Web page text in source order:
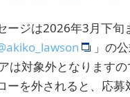
ジは2026年3月下旬
」の
は対象外となります
ーを外されると、応